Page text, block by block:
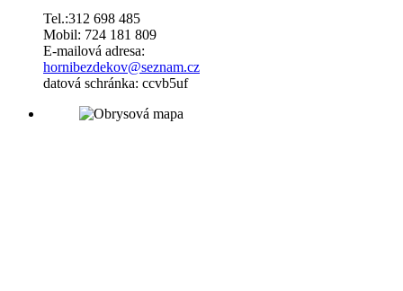
Tel.:312 698 485
Mobil: 724 181 809
E-mailová adresa:
hornibezdekov@seznam.cz
datová schránka: ccvb5uf